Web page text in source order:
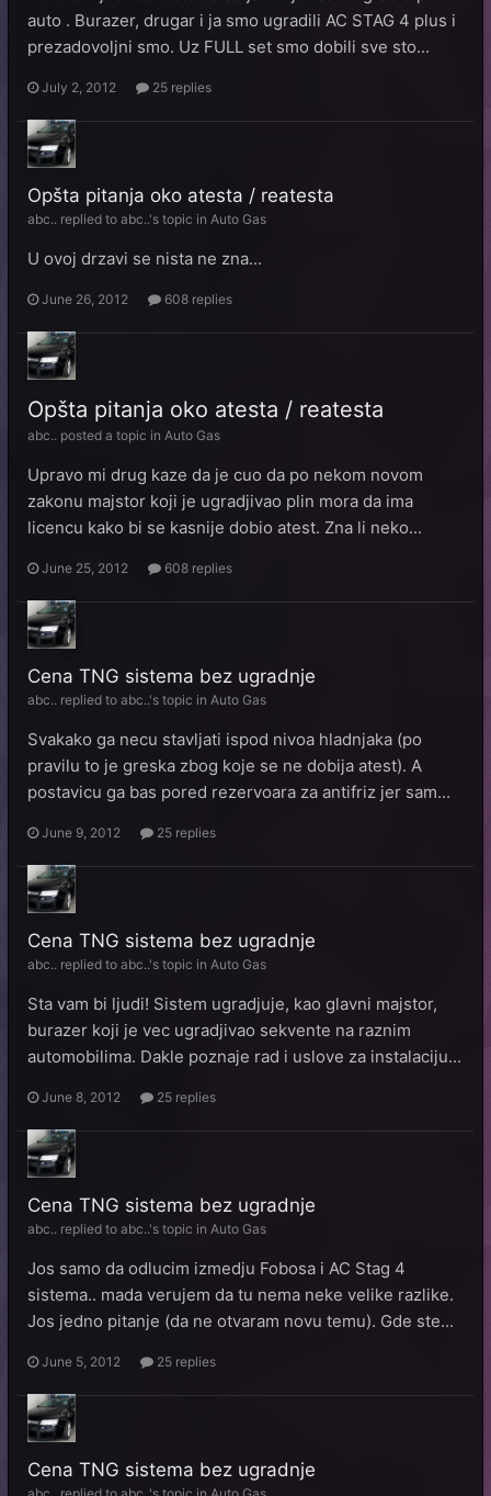
auto . Burazer, drugar i ja smo ugradili AC STAG 4 plus i
prezadovoljni smo. Uz FULL set smo dobili sve sto...
July 2, 2012 25 replies
Opšta pitanja oko atesta / reatesta
abc.. replied to abc..'s topic in Auto Gas
U ovoj drzavi se nista ne zna...
June 26, 2012 608 replies
Opšta pitanja oko atesta / reatesta
abc.. posted a topic in Auto Gas
Upravo mi drug kaze da je cuo da po nekom novom
zakonu majstor koji je ugradjivao plin mora da ima
licencu kako bi se kasnije dobio atest. Zna li neko...
June 25, 2012 608 replies
Cena TNG sistema bez ugradnje
abc.. replied to abc..'s topic in Auto Gas
Svakako ga necu stavljati ispod nivoa hladnjaka (po
pravilu to je greska zbog koje se ne dobija atest). A
postavicu ga bas pored rezervoara za antifriz jer sam...
June 9, 2012 25 replies
Cena TNG sistema bez ugradnje
abc.. replied to abc..'s topic in Auto Gas
Sta vam bi ljudi! Sistem ugradjuje, kao glavni majstor,
burazer koji je vec ugradjivao sekvente na raznim
automobilima. Dakle poznaje rad i uslove za instalaciju...
June 8, 2012 25 replies
Cena TNG sistema bez ugradnje
abc.. replied to abc..'s topic in Auto Gas
Jos samo da odlucim izmedju Fobosa i AC Stag 4
sistema.. mada verujem da tu nema neke velike razlike.
Jos jedno pitanje (da ne otvaram novu temu). Gde ste...
June 5, 2012 25 replies
Cena TNG sistema bez ugradnje